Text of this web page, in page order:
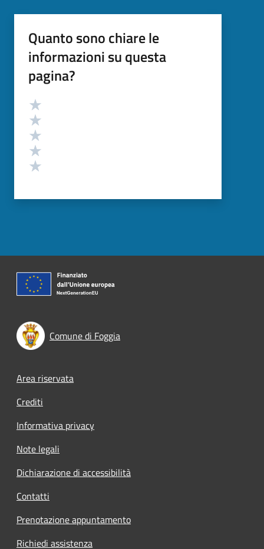
Quanto sono chiare le
informazioni su questa
pagina?
Valutazione
Comune di Foggia
Footer menu
Area riservata
Crediti
Informativa privacy
Note legali
Dichiarazione di accessibilità
Contatti
Prenotazione appuntamento
Richiedi assistenza